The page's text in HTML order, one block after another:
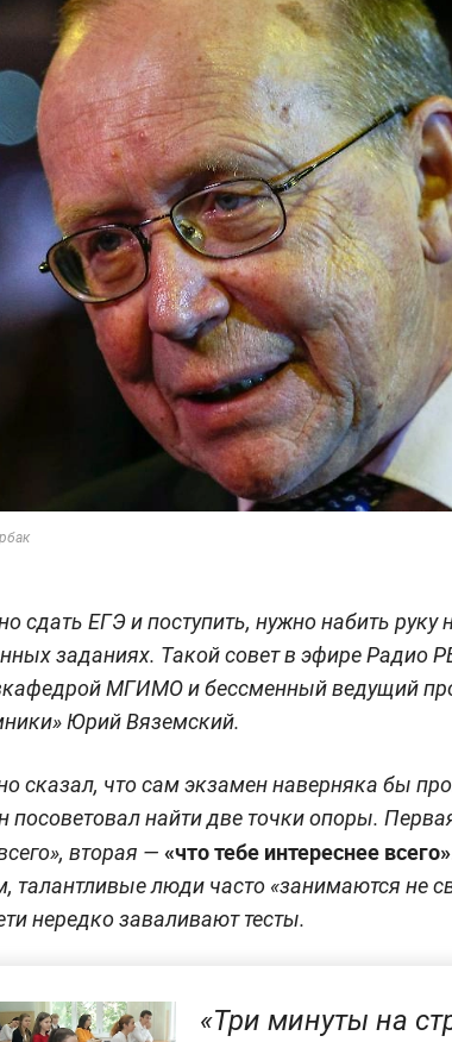
сдать ЕГЭ и поступить, нужно набить руку
заданиях. Такой совет в эфире Радио
МГИМО и бессменный ведущий
Юрий Вяземский.
сказал, что сам экзамен наверняка бы
посоветовал найти две точки опоры.
вторая — «что тебе интереснее
талантливые люди часто «занимаются не
нередко заваливают тесты.
«Три минуты на